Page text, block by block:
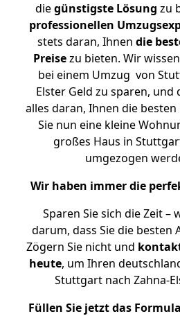
diegünstigste Lösung zu
professionellen
stets daran, Ihnen die
Preisezu bieten. Wir
bei einem Umzug von
Elster Geld zu sparen, und
alles daran, Ihnen die
Sie nun eine kleine
großes Haus in
umgezogen
Wir haben immer die
Sparen Sie sich die Zeit –
darum, dass Sie die besten
Zögern Sie nicht und
heute, um Ihren
Stuttgart nach Zahna-
Füllen Sie jetzt das